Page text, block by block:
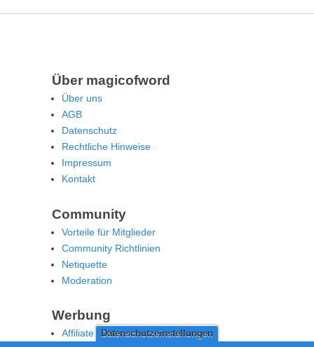
Datenschutzeinstellungen
Über magicofword
Über uns
AGB
Datenschutz
Rechtliche Hinweise
Impressum
Kontakt
Community
Vorteile für Mitglieder
Community Richtlinien
Netiquette
Moderation
Werbung
Affiliate Offenlegung